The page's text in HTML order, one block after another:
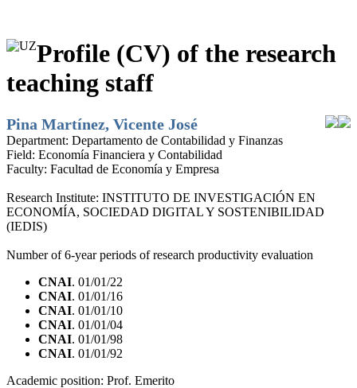
Profile (CV) of the research
teaching staff
Pina Martínez, Vicente José
Department: Departamento de Contabilidad y Finanzas
Field: Economía Financiera y Contabilidad
Faculty: Facultad de Economía y Empresa
Research Institute: INSTITUTO DE INVESTIGACIÓN EN
ECONOMÍA, SOCIEDAD DIGITAL Y SOSTENIBILIDAD
(IEDIS)
Number of 6-year periods of research productivity evaluation
CNAI. 01/01/22
CNAI. 01/01/16
CNAI. 01/01/10
CNAI. 01/01/04
CNAI. 01/01/98
CNAI. 01/01/92
Academic position: Prof. Emerito